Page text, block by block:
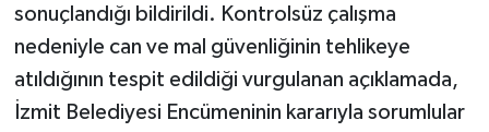
sonuçlandığı bildirildi. Kontrolsüz çalışma
nedeniyle can ve mal güvenliğinin tehlikeye
atıldığının tespit edildiği vurgulanan açıklamada,
İzmit Belediyesi Encümeninin kararıyla sorumlular